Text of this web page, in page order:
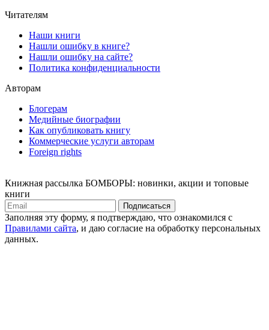
Читателям
Наши книги
Нашли ошибку в книге?
Нашли ошибку на сайте?
Политика конфиденциальности
Авторам
Блогерам
Медийные биографии
Как опубликовать книгу
Коммерческие услуги авторам
Foreign rights
Книжная рассылка БОМБОРЫ: новинки, акции и топовые
книги
Подписаться
Заполняя эту форму, я подтверждаю, что ознакомился с
Правилами сайта, и даю согласие на обработку персональных
данных.